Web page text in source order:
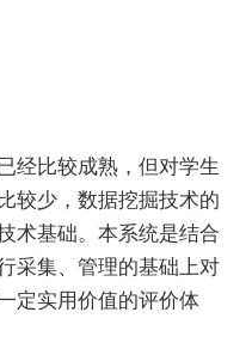
比较成熟，但对学生
较少，数据挖掘技术的
术基础。本系统是结合
采集、管理的基础上对
定实用价值的评价体